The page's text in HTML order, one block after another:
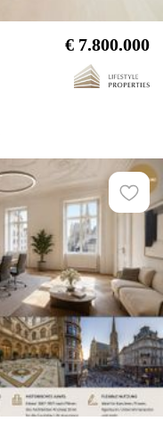
€ 7.800.000